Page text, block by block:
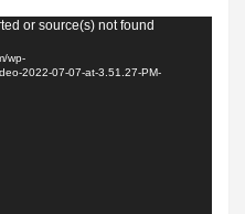
or source(s) not found
wp-
2022-07-07-at-3.51.27-PM-